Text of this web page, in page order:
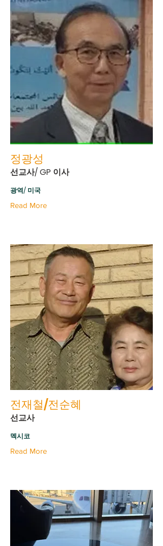
정광성
선교사/ GP 이사
광역/ 미국
Read More
전재철/전순혜
선교사
멕시코
Read More